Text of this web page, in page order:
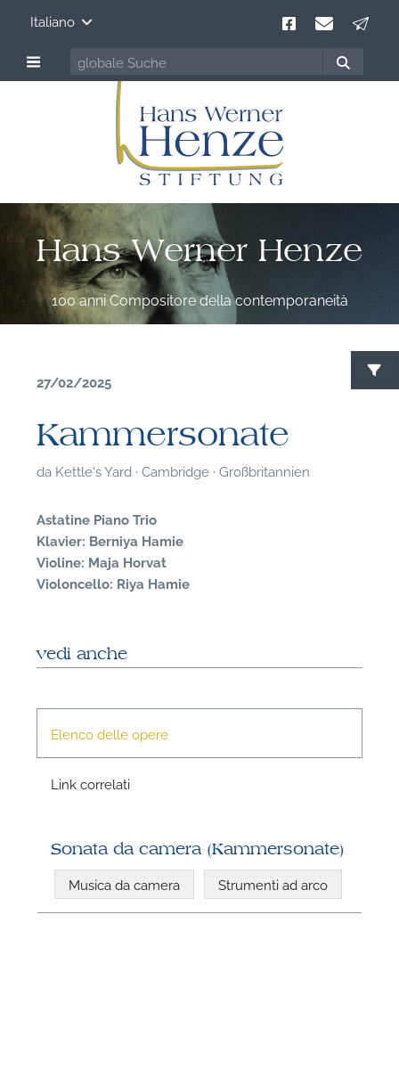
Italiano
Hans Werner Henze
100 anni Compositore della contemporaneità
27/02/2025
Kammersonate
da Kettle's Yard · Cambridge · Großbritannien
Astatine Piano Trio
Klavier: Berniya Hamie
Violine: Maja Horvat
Violoncello: Riya Hamie
vedi anche
Elenco delle opere
Link correlati
Sonata da camera (Kammersonate)
Musica da camera Strumenti ad arco